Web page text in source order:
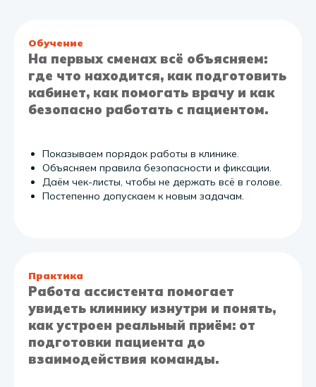
Обучение
На первых сменах всё объясняем:
где что находится, как подготовить
кабинет, как помогать врачу и как
безопасно работать с пациентом.
Показываем порядок работы в клинике.
Объясняем правила безопасности и фиксации.
Даём чек-листы, чтобы не держать всё в голове.
Постепенно допускаем к новым задачам.
Практика
Работа ассистента помогает
увидеть клинику изнутри и понять,
как устроен реальный приём: от
подготовки пациента до
взаимодействия команды.